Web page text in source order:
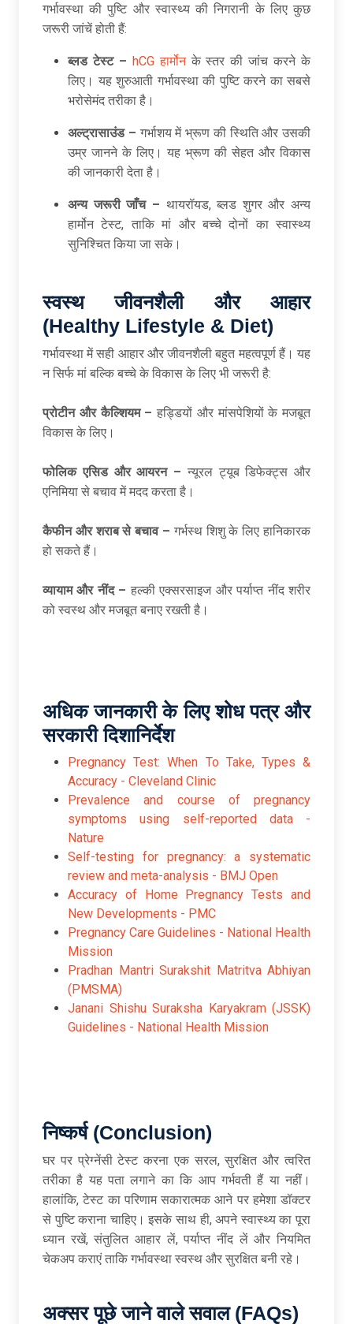
गर्भावस्था की पुष्टि और स्वास्थ्य की निगरानी के लिए कुछ
जरूरी जांचें होती हैं:
ब्लड टेस्ट – hCG हार्मोन के स्तर की जांच करने के
लिए। यह शुरुआती गर्भावस्था की पुष्टि करने का सबसे
भरोसेमंद तरीका है।
अल्ट्रासाउंड – गर्भाशय में भ्रूण की स्थिति और उसकी
उम्र जानने के लिए। यह भ्रूण की सेहत और विकास
की जानकारी देता है।
अन्य जरूरी जाँच – थायरॉयड, ब्लड शुगर और अन्य
हार्मोन टेस्ट, ताकि मां और बच्चे दोनों का स्वास्थ्य
सुनिश्चित किया जा सके।
स्वस्थ जीवनशैली और आहार
(Healthy Lifestyle & Diet)
गर्भावस्था में सही आहार और जीवनशैली बहुत महत्वपूर्ण हैं। यह
न सिर्फ मां बल्कि बच्चे के विकास के लिए भी जरूरी है:
प्रोटीन और कैल्शियम – हड्डियों और मांसपेशियों के मजबूत
विकास के लिए।
फोलिक एसिड और आयरन – न्यूरल ट्यूब डिफेक्ट्स और
एनिमिया से बचाव में मदद करता है।
कैफीन और शराब से बचाव – गर्भस्थ शिशु के लिए हानिकारक
हो सकते हैं।
व्यायाम और नींद – हल्की एक्सरसाइज और पर्याप्त नींद शरीर
को स्वस्थ और मजबूत बनाए रखती है।
अधिक जानकारी के लिए शोध पत्र और
सरकारी दिशानिर्देश
Pregnancy Test: When To Take, Types &
Accuracy - Cleveland Clinic
Prevalence and course of pregnancy
symptoms using self-reported data -
Nature
Self-testing for pregnancy: a systematic
review and meta-analysis - BMJ Open
Accuracy of Home Pregnancy Tests and
New Developments - PMC
Pregnancy Care Guidelines - National Health
Mission
Pradhan Mantri Surakshit Matritva Abhiyan
(PMSMA)
Janani Shishu Suraksha Karyakram (JSSK)
Guidelines - National Health Mission
निष्कर्ष (Conclusion)
घर पर प्रेग्नेंसी टेस्ट करना एक सरल, सुरक्षित और त्वरित
तरीका है यह पता लगाने का कि आप गर्भवती हैं या नहीं।
हालांकि, टेस्ट का परिणाम सकारात्मक आने पर हमेशा डॉक्टर
से पुष्टि कराना चाहिए। इसके साथ ही, अपने स्वास्थ्य का पूरा
ध्यान रखें, संतुलित आहार लें, पर्याप्त नींद लें और नियमित
चेकअप कराएं ताकि गर्भावस्था स्वस्थ और सुरक्षित बनी रहे।
अक्सर पूछे जाने वाले सवाल (FAQs)